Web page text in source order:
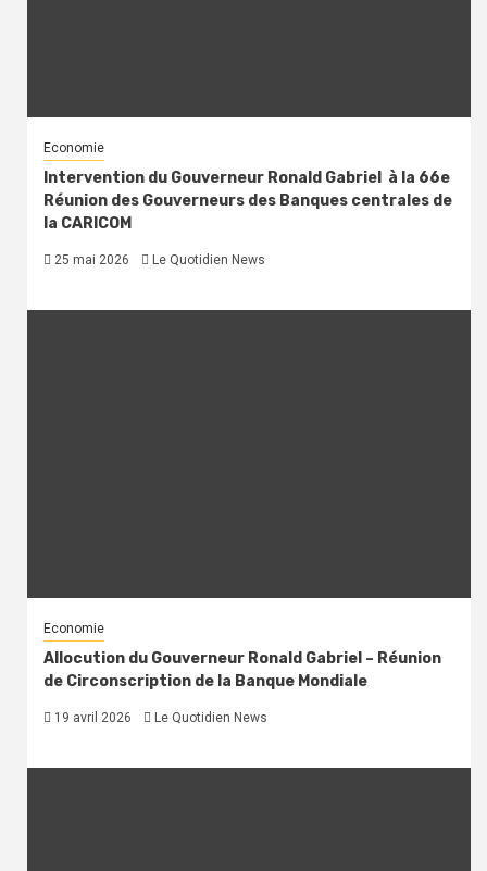
Economie
Intervention du Gouverneur Ronald Gabriel à la 66e
Réunion des Gouverneurs des Banques centrales de
la CARICOM
25 mai 2026 Le Quotidien News
Economie
Allocution du Gouverneur Ronald Gabriel – Réunion
de Circonscription de la Banque Mondiale
19 avril 2026 Le Quotidien News